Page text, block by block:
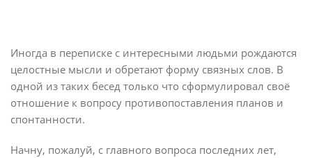
Иногда в переписке с интересными людьми рождаются
целостные мысли и обретают форму связных слов. В
одной из таких бесед только что сформулировал своё
отношение к вопросу противопоставления планов и
спонтанности.
Начну, пожалуй, с главного вопроса последних лет,